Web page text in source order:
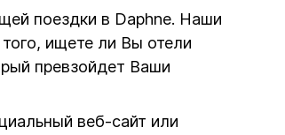
поездки в Daphne. Наши
ищете ли Вы отели
превзойдет Ваши
веб-сайт или